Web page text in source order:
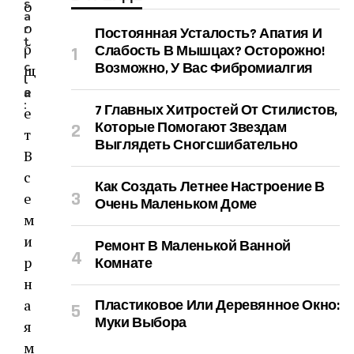
о
о
б
щ
а
е
т
В
с
е
м
и
р
н
а
я
м
s
a
r
t
i
c
l
e
:
Постоянная Усталость? Апатия И
Слабость В Мышцах? Осторожно!
Возможно, У Вас Фибромиалгия
7 Главных Хитростей От Стилистов,
Которые Помогают Звездам
Выглядеть Сногсшибательно
Как Создать Летнее Настроение В
Очень Маленьком Доме
Ремонт В Маленькой Ванной
Комнате
Пластиковое Или Деревянное Окно:
Муки Выбора